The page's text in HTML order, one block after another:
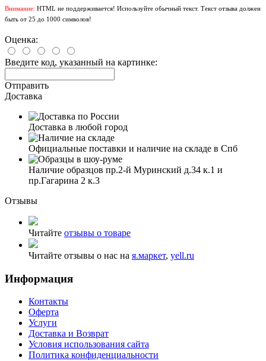
Внимание: HTML не поддерживается! Используйте обычный текст. Текст отзыва должен
быть от 25 до 1000 символов!
Оценка:
Введите код, указанный на картинке:
Отправить
Доставка
Доставка в любой город
Официальные поставки и наличие на складе в Спб
Наличие образцов пр.2-й Муринский д.34 к.1 и
пр.Гагарина 2 к.3
Отзывы
Читайте отзывы о товаре
Читайте отзывы о нас на я.маркет, yell.ru
Информация
Контакты
Оферта
Услуги
Доставка и Возврат
Условия использования сайта
Политика конфиденциальности